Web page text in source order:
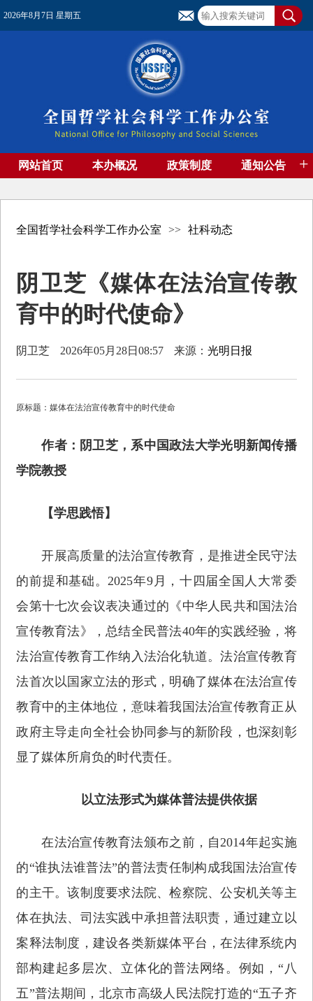
2026年8月7日 星期五
网站首页 本办概况 政策制度 通知公告 +
全国哲学社会科学工作办公室 >> 社科动态
阴卫芝《媒体在法治宣传教
育中的时代使命》
阴卫芝 2026年05月28日08:57 来源：光明日报
原标题：媒体在法治宣传教育中的时代使命
作者：阴卫芝，系中国政法大学光明新闻传播
学院教授
【学思践悟】
开展高质量的法治宣传教育，是推进全民守法
的前提和基础。2025年9月，十四届全国人大常委
会第十七次会议表决通过的《中华人民共和国法治
宣传教育法》，总结全民普法40年的实践经验，将
法治宣传教育工作纳入法治化轨道。法治宣传教育
法首次以国家立法的形式，明确了媒体在法治宣传
教育中的主体地位，意味着我国法治宣传教育正从
政府主导走向全社会协同参与的新阶段，也深刻彰
显了媒体所肩负的时代责任。
以立法形式为媒体普法提供依据
在法治宣传教育法颁布之前，自2014年起实施
的“谁执法谁普法”的普法责任制构成我国法治宣传
的主干。该制度要求法院、检察院、公安机关等主
体在执法、司法实践中承担普法职责，通过建立以
案释法制度，建设各类新媒体平台，在法律系统内
部构建起多层次、立体化的普法网络。例如，“八
五”普法期间，北京市高级人民法院打造的“五子齐